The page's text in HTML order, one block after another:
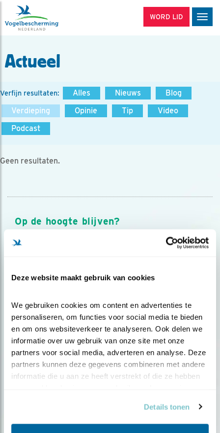
Deze website maakt gebruik van cookies
We gebruiken cookies om content en advertenties te
personaliseren, om functies voor social media te bieden
en om ons websiteverkeer te analyseren. Ook delen we
informatie over uw gebruik van onze site met onze
partners voor social media, adverteren en analyse. Deze
partners kunnen deze gegevens combineren met andere
informatie die u aan ze heeft verstrekt of die ze hebben
Details tonen
WORD LID
Actueel
Verfijn resultaten: Alles Nieuws
Blog
Verdieping
Opinie Tip
Video
Podcast
Geen resultaten.
Op de hoogte blijven?
Meld je aan en ontvang nieuws, inspiratie, acties en tips
over vogels en activiteiten van Vogelbescherming.